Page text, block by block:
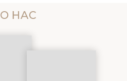
О НАС